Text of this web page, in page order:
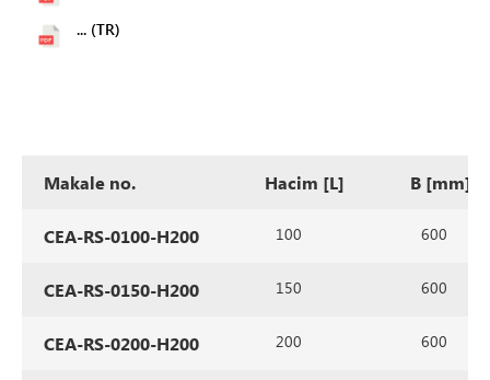
... (TR)
Makale no. Hacim [L] B [mm]
CEA-RS-0100-H200 100 600
CEA-RS-0150-H200 150 600
CEA-RS-0200-H200 200 600